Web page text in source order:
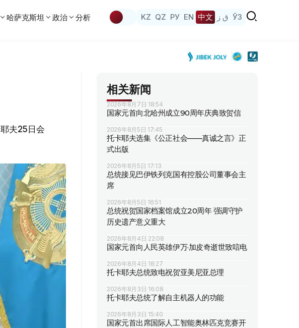
哈萨克斯坦 政治 分析 KZ QZ РУ EN 中文 ق ز ЎЗ
夫25日会
相关新闻
2026年8月7日 18:54
国家元首向北哈州成立90周年庆典致贺信
2026年8月5日 17:45
托卡耶夫选集《公正社会——真诚之言》正
式出版
2026年8月5日 17:13
总统接见巴伊铁列克国有控股公司董事会主
席
2026年8月5日 16:51
总统祝贺国家档案馆成立20周年 强调守护
历史遗产意义重大
2026年8月4日 22:08
国家元首向人民英雄伊万·加皮奇逝世致唁电
2026年8月4日 18:27
托卡耶夫总统致电祝贺亚美尼亚总理
2026年8月3日 16:08
托卡耶夫总统了解自主机器人的功能
2026年8月3日 15:40
国家元首出席国际人工智能奥林匹克竞赛开